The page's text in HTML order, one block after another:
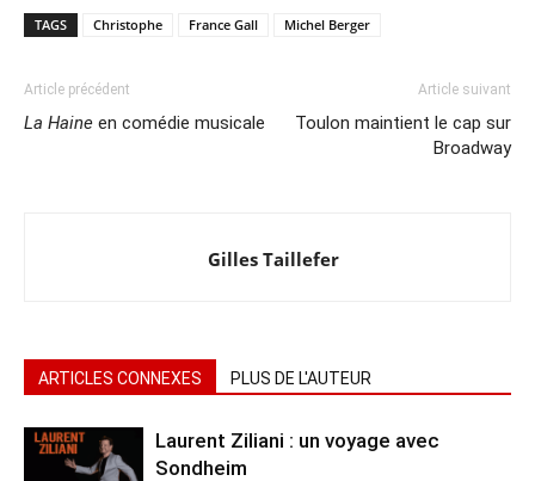
TAGS Christophe France Gall Michel Berger
Article précédent
La Haine en comédie musicale
Article suivant
Toulon maintient le cap sur
Broadway
Gilles Taillefer
ARTICLES CONNEXES PLUS DE L'AUTEUR
Laurent Ziliani : un voyage avec
Sondheim